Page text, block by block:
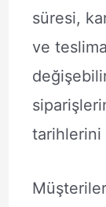
süresi,
ve
tarihlerini